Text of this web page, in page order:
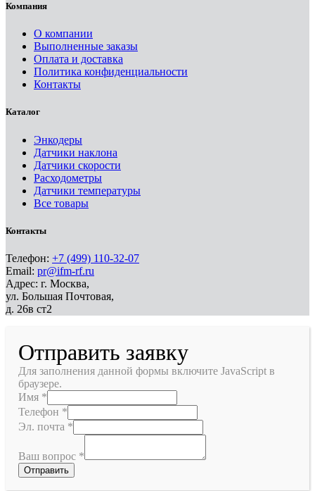
Компания
О компании
Выполненные заказы
Оплата и доставка
Политика конфиденциальности
Контакты
Каталог
Энкодеры
Датчики наклона
Датчики скорости
Расходометры
Датчики температуры
Все товары
Контакты
Телефон: +7 (499) 110-32-07
Email: pr@ifm-rf.ru
Адрес: г. Москва,
ул. Большая Почтовая,
д. 26в ст2
Отправить заявку
Для заполнения данной формы включите JavaScript в
браузере.
Имя *
Телефон *
Эл. почта *
Ваш вопрос *
Отправить